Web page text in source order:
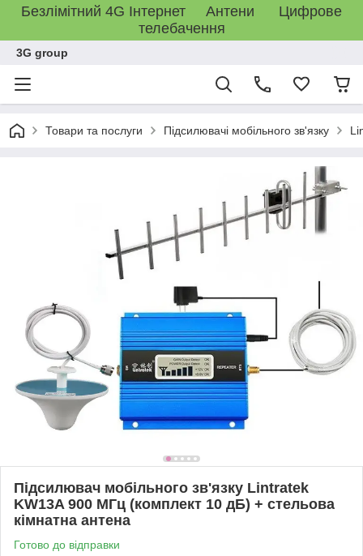
Безлімітний 4G Інтернет Антени Цифрове
телебачення
3G group
Товари та послуги Підсилювачі мобільного зв'язку
Підсилювач мобільного зв'язку Lintratek
KW13A 900 МГц (комплект 10 дБ) + стельова
кімнатна антена
Готово до відправки